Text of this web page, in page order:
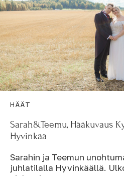
HÄÄT
Sarah&Teemu, Hääkuvaus
Hyvinkää
Sarahin ja Teemun
juhlatilalla Hyvinkäällä.